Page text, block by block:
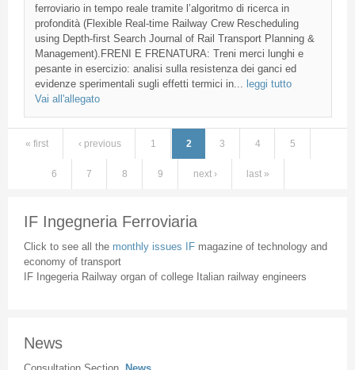
ferroviario in tempo reale tramite l’algoritmo di ricerca in
profondità (Flexible Real-time Railway Crew Rescheduling
using Depth-first Search Journal of Rail Transport Planning &
Management).FRENI E FRENATURA: Treni merci lunghi e
pesante in esercizio: analisi sulla resistenza dei ganci ed
evidenze sperimentali sugli effetti termici in...
leggi tutto
Vai all'allegato
Pages
« first ‹ previous 1 2 3 4 5
6 7 8 9 next › last »
IF Ingegneria Ferroviaria
Click to see all the monthly issues IF magazine of technology and
economy of transport
IF Ingegeria Railway organ of college Italian railway engineers
News